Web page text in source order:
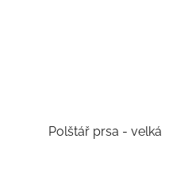
Polštář prsa - velká